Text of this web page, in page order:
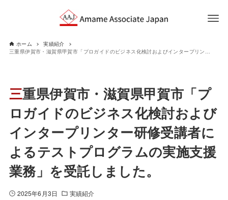
ホーム
実績紹介
三重県伊賀市・滋賀県甲賀市「プロガイドのビジネス化検討およびインタープリンター研修受講者によるテストプログラムの実施支援業務」を受託しました。
三重県伊賀市・滋賀県甲賀市「プ
ロガイドのビジネス化検討および
インタープリンター研修受講者に
よるテストプログラムの実施支援
業務」を受託しました。
2025年6月3日 実績紹介